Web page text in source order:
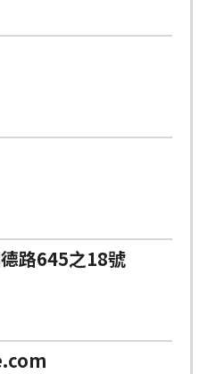
路645之18號